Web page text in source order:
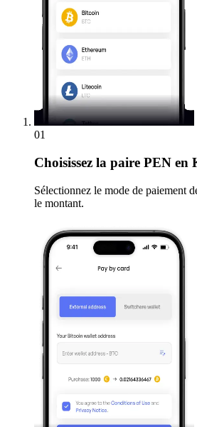
01
Choisissez la paire PEN en
Sélectionnez le mode de paiement
le montant.